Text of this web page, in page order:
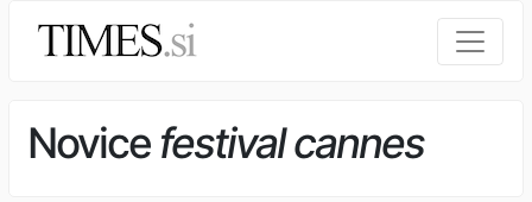
Novice festival cannes